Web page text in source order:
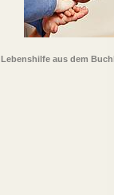
Lebenshilfe aus dem